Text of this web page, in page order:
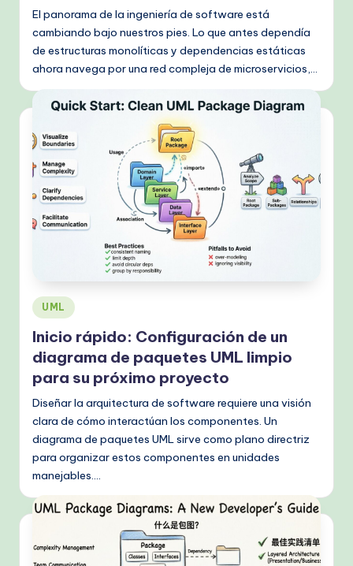
El panorama de la ingeniería de software está
cambiando bajo nuestros pies. Lo que antes dependía
de estructuras monolíticas y dependencias estáticas
ahora navega por una red compleja de microservicios,…
Publicado
en
UML
Inicio rápido: Configuración de un
diagrama de paquetes UML limpio
para su próximo proyecto
Diseñar la arquitectura de software requiere una visión
clara de cómo interactúan los componentes. Un
diagrama de paquetes UML sirve como plano directriz
para organizar estos componentes en unidades
manejables.…